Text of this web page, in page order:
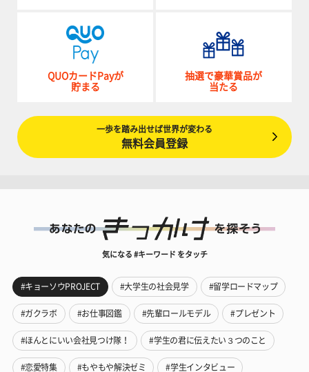
QUOカードPayが
貯まる
抽選で豪華賞品が
当たる
一歩を踏み出せば世界が変わる
無料会員登録
気になる #キーワード をタッチ
#キョーソウPROJECT #大学生の社会見学 #留学ロードマップ
#ガクラボ #お仕事図鑑 #先輩ロールモデル #プレゼント
#ほんとにいい会社見つけ隊！ #学生の君に伝えたい３つのこと
#恋愛特集 #もやもや解決ゼミ #学生インタビュー